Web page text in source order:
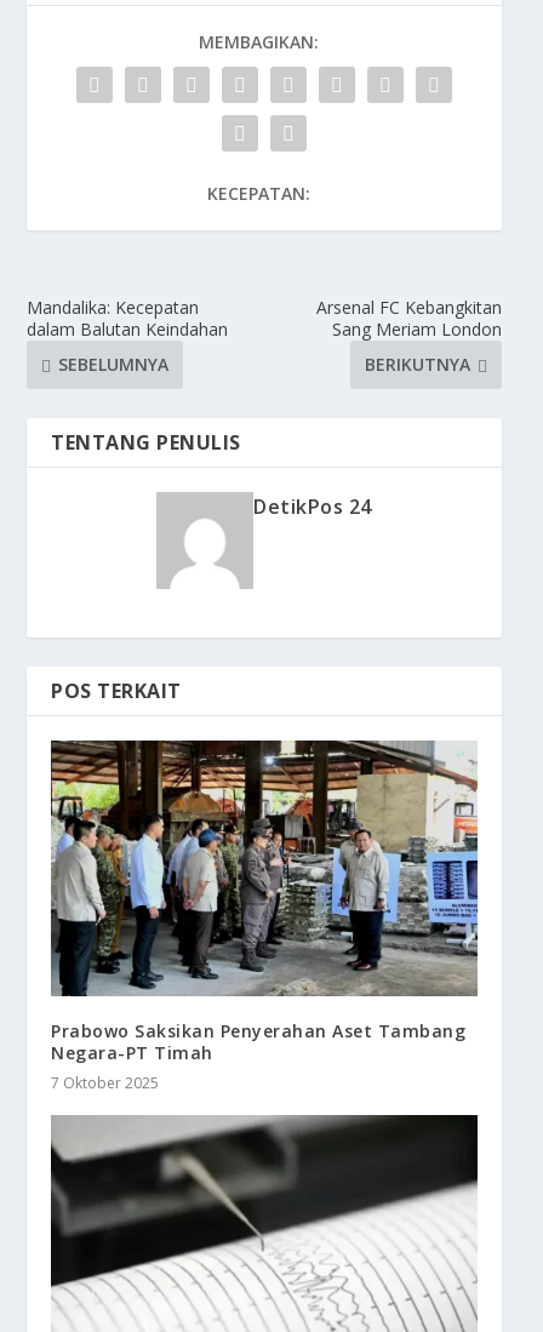
MEMBAGIKAN:
KECEPATAN:
Mandalika: Kecepatan
dalam Balutan Keindahan
SEBELUMNYA
Arsenal FC Kebangkitan
Sang Meriam London
BERIKUTNYA
TENTANG PENULIS
DetikPos 24
POS TERKAIT
Prabowo Saksikan Penyerahan Aset Tambang
Negara-PT Timah
7 Oktober 2025